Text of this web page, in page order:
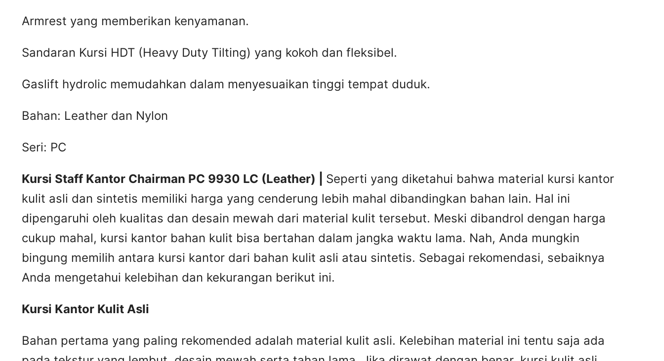
Armrest yang memberikan kenyamanan.
Sandaran Kursi HDT (Heavy Duty Tilting) yang kokoh dan fleksibel.
Gaslift hydrolic memudahkan dalam menyesuaikan tinggi tempat duduk.
Bahan: Leather dan Nylon
Seri: PC
Kursi Staff Kantor Chairman PC 9930 LC (Leather) | Seperti yang diketahui bahwa material kursi kantor
kulit asli dan sintetis memiliki harga yang cenderung lebih mahal dibandingkan bahan lain. Hal ini
dipengaruhi oleh kualitas dan desain mewah dari material kulit tersebut. Meski dibandrol dengan harga
cukup mahal, kursi kantor bahan kulit bisa bertahan dalam jangka waktu lama. Nah, Anda mungkin
bingung memilih antara kursi kantor dari bahan kulit asli atau sintetis. Sebagai rekomendasi, sebaiknya
Anda mengetahui kelebihan dan kekurangan berikut ini.
Kursi Kantor Kulit Asli
Bahan pertama yang paling rekomended adalah material kulit asli. Kelebihan material ini tentu saja ada